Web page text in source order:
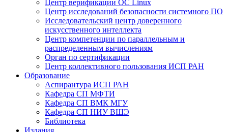
Центр верификации ОС Linux
Центр исследований безопасности системного ПО
Исследовательский центр доверенного
искусственного интеллекта
Центр компетенции по параллельным и
распределенным вычислениям
Орган по сертификации
Центр коллективного пользования ИСП РАН
Образование
Аспирантура ИСП РАН
Кафедра СП МФТИ
Кафедра СП ВМК МГУ
Кафедра СП НИУ ВШЭ
Библиотека
Издания